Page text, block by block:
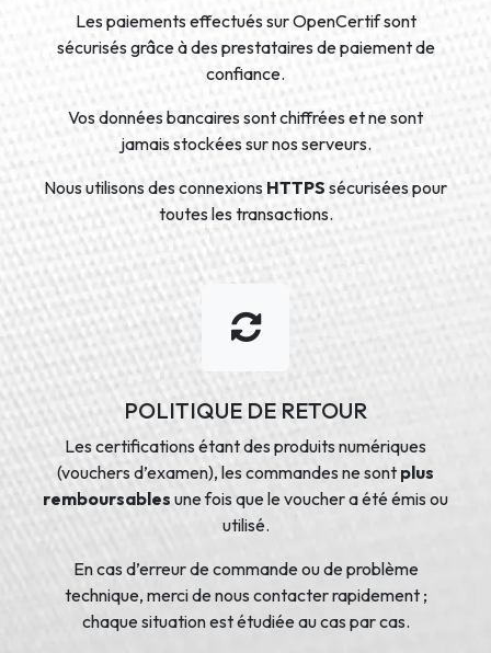
Les paiements effectués sur OpenCertif sont
sécurisés grâce à des prestataires de paiement de
confiance.
Vos données bancaires sont chiffrées et ne sont
jamais stockées sur nos serveurs.
Nous utilisons des connexions HTTPS sécurisées pour
toutes les transactions.
POLITIQUE DE RETOUR
Les certifications étant des produits numériques
(vouchers d’examen), les commandes ne sont plus
remboursables une fois que le voucher a été émis ou
utilisé.
En cas d’erreur de commande ou de problème
technique, merci de nous contacter rapidement ;
chaque situation est étudiée au cas par cas.